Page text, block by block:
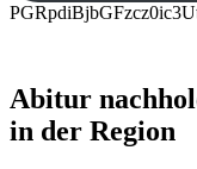
Abitur
in der Region